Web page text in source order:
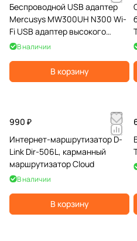
Беспроводной USB адаптер
Mercusys MW300UH N300 Wi-
Fi USB адаптер высокого
усиления
В наличии
В корзину
990 ₽
Интернет-маршрутизатор D-
Link Dir-506L, карманный
маршрутизатор Cloud
В наличии
В корзину